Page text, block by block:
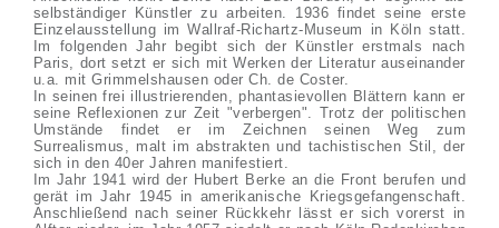
selbständiger Künstler zu arbeiten. 1936 findet seine erste
Einzelausstellung im Wallraf-Richartz-Museum in Köln statt.
Im folgenden Jahr begibt sich der Künstler erstmals nach
Paris, dort setzt er sich mit Werken der Literatur auseinander
u.a. mit Grimmelshausen oder Ch. de Coster.
In seinen frei illustrierenden, phantasievollen Blättern kann er
seine Reflexionen zur Zeit "verbergen". Trotz der politischen
Umstände findet er im Zeichnen seinen Weg zum
Surrealismus, malt im abstrakten und tachistischen Stil, der
sich in den 40er Jahren manifestiert.
Im Jahr 1941 wird der Hubert Berke an die Front berufen und
gerät im Jahr 1945 in amerikanische Kriegsgefangenschaft.
Anschließend nach seiner Rückkehr lässt er sich vorerst in